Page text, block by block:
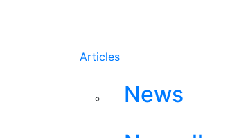
Articles
News